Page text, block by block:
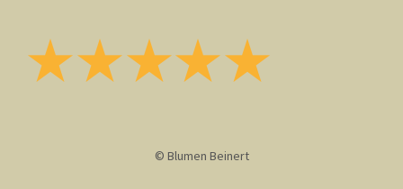
© Blumen Beinert